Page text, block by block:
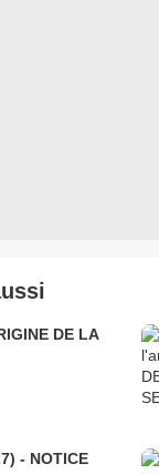
DE LA
- NOTICE